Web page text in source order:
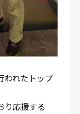
われたトップ
り応援する